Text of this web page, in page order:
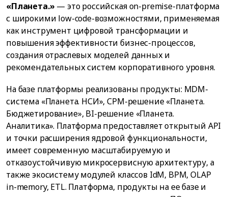
«Планета.» — это российская on-premise-платформа
с широкими low-code-возможностями, применяемая
как инструмент цифровой трансформации и
повышения эффективности бизнес-процессов,
создания отраслевых моделей данных и
рекомендательных систем корпоративного уровня.
На базе платформы реализованы продукты: MDM-
система «Планета. НСИ», СРМ-решение «Планета.
Бюджетирование», BI-решение «Планета.
Аналитика». Платформа предоставляет открытый API
и точки расширения ядровой функциональности,
имеет современную масштабируемую и
отказоустойчивую микросервисную архитектуру, а
также экосистему модулей классов IdM, BPM, OLAP
in-memory, ETL. Платформа, продукты на ее базе и